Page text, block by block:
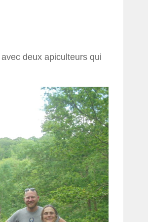
deux apiculteurs qui